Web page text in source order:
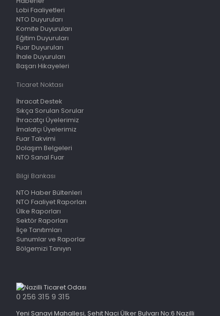
Lobi Faaliyetleri
NTO Duyuruları
Komite Duyuruları
Eğitim Duyuruları
Fuar Duyuruları
İhale Duyuruları
Başarı Hikayeleri
Ticaret Noktası
İhracat Destek
Sıkça Sorulan Sorular
İhracatçı Üyelerimiz
İmalatçı Üyelerimiz
Fuar Takvimi
Dolaşım Belgeleri
NTO Sanal Fuar
Bilgi Bankası
NTO Haber Bültenleri
NTO Faaliyet Raporları
Ülke Raporları
Sektör Raporları
İlçe Tanıtımları
Sunumlar ve Raporlar
Bölgemizi Tanıyın
0 256 315 9 315
Yeni Sanayi Mahallesi, Şehit Naci Ülker Bulvarı No:6 Nazilli